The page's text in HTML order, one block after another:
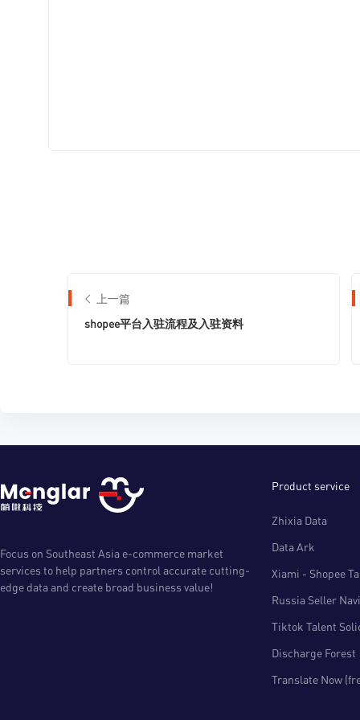
上一篇
shopee平台入驻流程及入驻资料
Focus on Southeast Asia e-commerce market
services to help partners control accurate cutting-
edge data and create broad business value!
Product service
Zhixia Data
Data Ark
Xiami - Shopee
Russia Seller
Tiktok Talent
Discharge Forest
Translate Now